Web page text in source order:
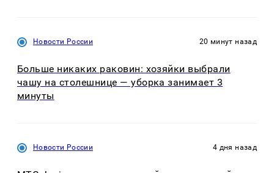
Новости России 20 минут назад
Больше никаких раковин: хозяйки выбрали
чашу на столешнице — уборка занимает 3
минуты
Новости России 4 дня назад